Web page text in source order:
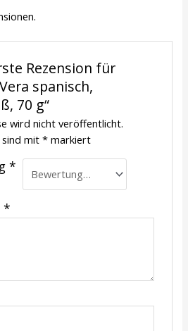
Rezension für
spanisch,
70 g“
wird nicht veröffentlicht.
mit *markiert
*
*